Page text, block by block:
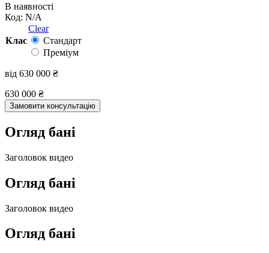
В наявності
Код: N/A
Клас
Clear
Стандарт
Преміум
від 630 000 ₴
630 000 ₴
Замовити консультацію
Огляд бані
Заголовок видео
Огляд бані
Заголовок видео
Огляд бані